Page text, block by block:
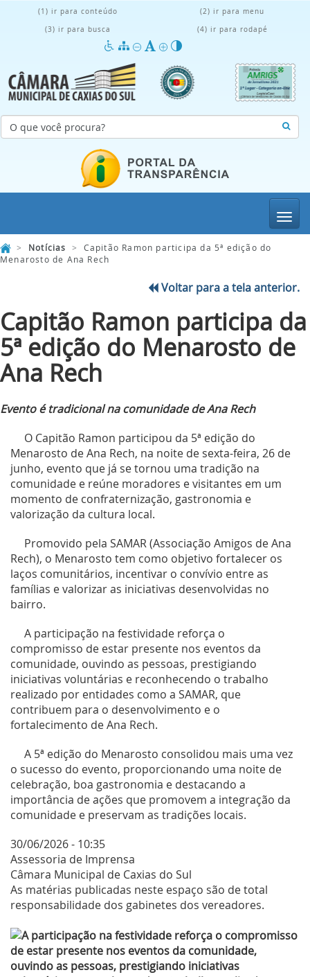
(1) ir para conteúdo
(2) ir para menu
(3) ir para busca
(4) ir para rodapé
> Notícias > Capitão Ramon participa da 5ª edição do
Menarosto de Ana Rech
Voltar para a tela anterior.
Capitão Ramon participa da
5ª edição do Menarosto de
Ana Rech
Evento é tradicional na comunidade de Ana Rech
O Capitão Ramon participou da 5ª edição do
Menarosto de Ana Rech, na noite de sexta-feira, 26 de
junho, evento que já se tornou uma tradição na
comunidade e reúne moradores e visitantes em um
momento de confraternização, gastronomia e
valorização da cultura local.
Promovido pela SAMAR (Associação Amigos de Ana
Rech), o Menarosto tem como objetivo fortalecer os
laços comunitários, incentivar o convívio entre as
famílias e valorizar as iniciativas desenvolvidas no
bairro.
A participação na festividade reforça o
compromisso de estar presente nos eventos da
comunidade, ouvindo as pessoas, prestigiando
iniciativas voluntárias e reconhecendo o trabalho
realizado por entidades como a SAMAR, que
contribuem para o desenvolvimento e o
fortalecimento de Ana Rech.
A 5ª edição do Menarosto consolidou mais uma vez
o sucesso do evento, proporcionando uma noite de
celebração, boa gastronomia e destacando a
importância de ações que promovem a integração da
comunidade e preservam as tradições locais.
30/06/2026 - 10:35
Assessoria de Imprensa
Câmara Municipal de Caxias do Sul
As matérias publicadas neste espaço são de total
responsabilidade dos gabinetes dos vereadores.